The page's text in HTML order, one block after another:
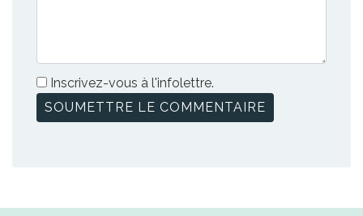
Inscrivez-vous à l'infolettre.